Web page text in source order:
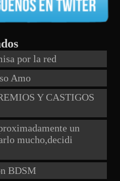
por la red
Amo
Y CASTIGOS
un
mucho,decidi
BDSM